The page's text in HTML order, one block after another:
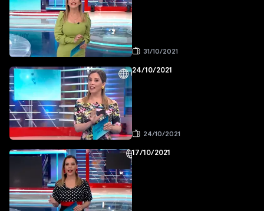
31/10/2021
24/10/2021
24/10/2021
17/10/2021